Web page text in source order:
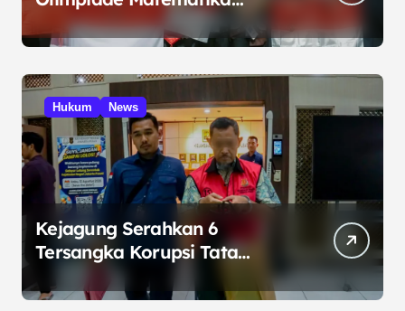
Internasional di Malaysia
Hukum News
Kejagung Serahkan 6
Tersangka Korupsi Tata
Kelola Minyak ke Penuntut
Umum